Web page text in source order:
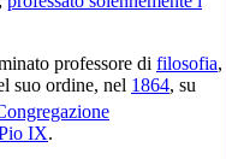
professore di filosofia,
suo ordine, nel 1864, su
IX.